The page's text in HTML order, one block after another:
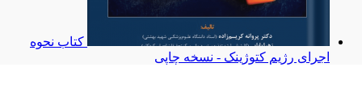
کتاب نحوه
اجرای رژیم کتوژینک - نسخه چاپی